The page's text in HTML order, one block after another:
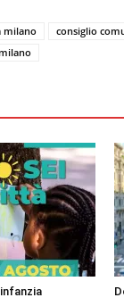
milano consiglio